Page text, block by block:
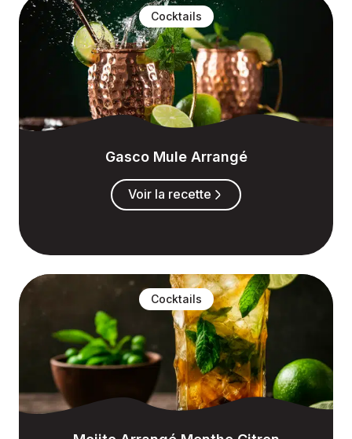
Cocktails
Gasco Mule Arrangé
Voir la recette
Cocktails